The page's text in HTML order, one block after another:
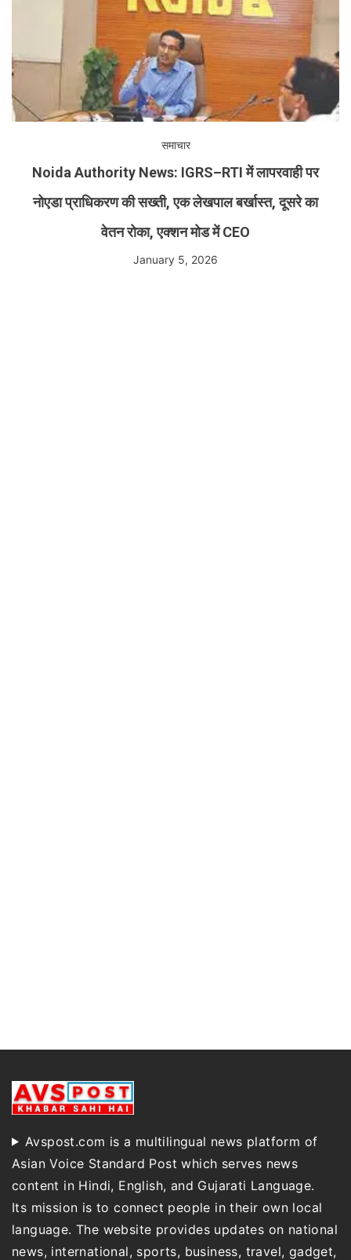
समाचार
Noida Authority News: IGRS–RTI में लापरवाही पर
नोएडा प्राधिकरण की सख्ती, एक लेखपाल बर्खास्त, दूसरे का
वेतन रोका, एक्शन मोड में CEO
January 5, 2026
Avspost.com is a multilingual news platform of
Asian Voice Standard Post which serves news
content in Hindi, English, and Gujarati Language.
Its mission is to connect people in their own local
language. The website provides updates on national
news, international, sports, business, travel, gadget,